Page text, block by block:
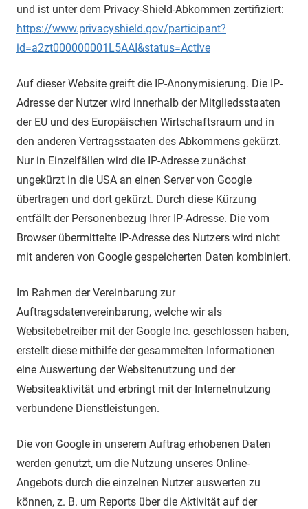
und ist unter dem Privacy-Shield-Abkommen zertifiziert:
https://www.privacyshield.gov/participant?
id=a2zt000000001L5AAI&status=Active
Auf dieser Website greift die IP-Anonymisierung. Die IP-
Adresse der Nutzer wird innerhalb der Mitgliedsstaaten
der EU und des Europäischen Wirtschaftsraum und in
den anderen Vertragsstaaten des Abkommens gekürzt.
Nur in Einzelfällen wird die IP-Adresse zunächst
ungekürzt in die USA an einen Server von Google
übertragen und dort gekürzt. Durch diese Kürzung
entfällt der Personenbezug Ihrer IP-Adresse. Die vom
Browser übermittelte IP-Adresse des Nutzers wird nicht
mit anderen von Google gespeicherten Daten kombiniert.
Im Rahmen der Vereinbarung zur
Auftragsdatenvereinbarung, welche wir als
Websitebetreiber mit der Google Inc. geschlossen haben,
erstellt diese mithilfe der gesammelten Informationen
eine Auswertung der Websitenutzung und der
Websiteaktivität und erbringt mit der Internetnutzung
verbundene Dienstleistungen.
Die von Google in unserem Auftrag erhobenen Daten
werden genutzt, um die Nutzung unseres Online-
Angebots durch die einzelnen Nutzer auswerten zu
können, z. B. um Reports über die Aktivität auf der